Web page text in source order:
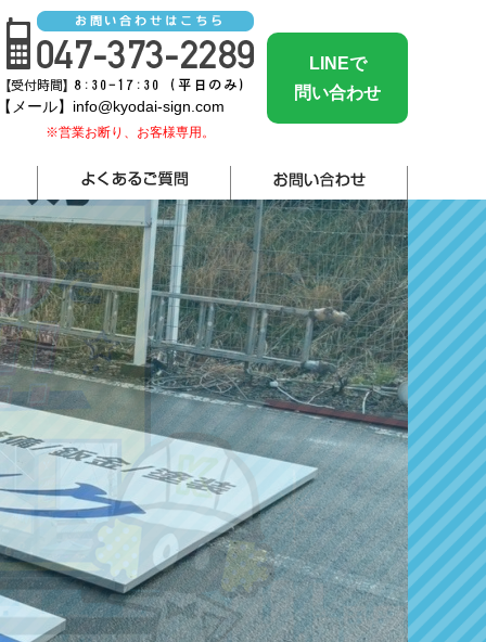
メール】 info@kyodai-sign.com
※営業お断り、お客様専用。
LINEで
問い合わせ